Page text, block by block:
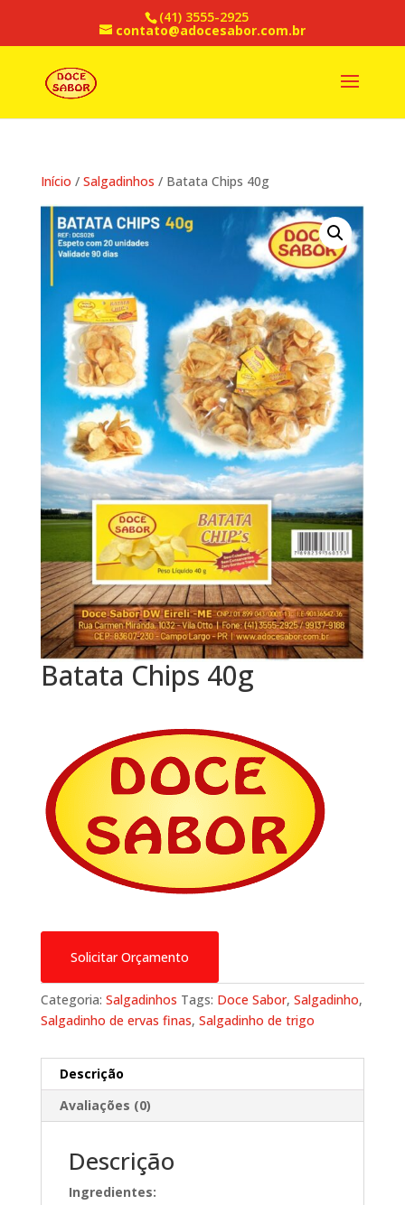
(41) 3555-2925
contato@adocesabor.com.br
Início / Salgadinhos / Batata Chips 40g
Batata Chips 40g
Solicitar Orçamento
Categoria: Salgadinhos Tags: Doce Sabor, Salgadinho,
Salgadinho de ervas finas, Salgadinho de trigo
Descrição
Avaliações (0)
Descrição
Ingredientes: